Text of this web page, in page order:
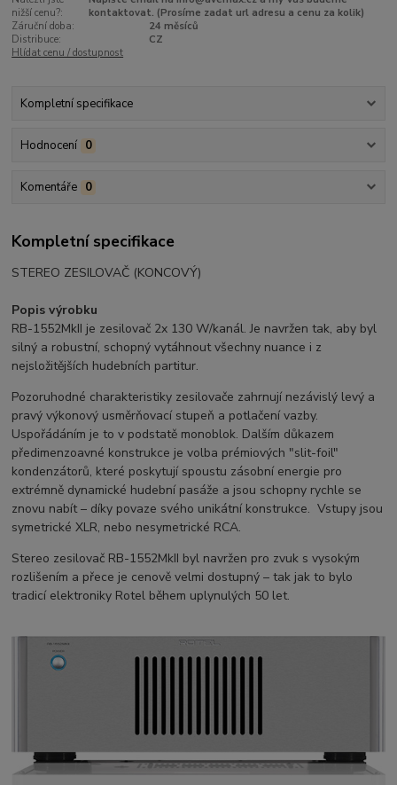
nižší cenu?:
kontaktovat. (Prosíme zadat url adresu a cenu za kolik)
Záruční doba:
24 měsíců
Distribuce:
CZ
Hlídat cenu / dostupnost
Kompletní specifikace
Hodnocení 0
Komentáře 0
Kompletní specifikace
STEREO ZESILOVAČ (KONCOVÝ)
Popis výrobku
RB-1552MkII je zesilovač 2x 130 W/kanál. Je navržen tak, aby byl
silný a robustní, schopný vytáhnout všechny nuance i z
nejsložitějších hudebních partitur.
Pozoruhodné charakteristiky zesilovače zahrnují nezávislý levý a
pravý výkonový usměrňovací stupeň a potlačení vazby.
Uspořádáním je to v podstatě monoblok. Dalším důkazem
předimenzoavné konstrukce je volba prémiových "slit-foil"
kondenzátorů, které poskytují spoustu zásobní energie pro
extrémně dynamické hudební pasáže a jsou schopny rychle se
znovu nabít – díky povaze svého unikátní konstrukce. Vstupy jsou
symetrické XLR, nebo nesymetrické RCA.
Stereo zesilovač RB-1552MkII byl navržen pro zvuk s vysokým
rozlišením a přece je cenově velmi dostupný – tak jak to bylo
tradicí elektroniky Rotel během uplynulých 50 let.